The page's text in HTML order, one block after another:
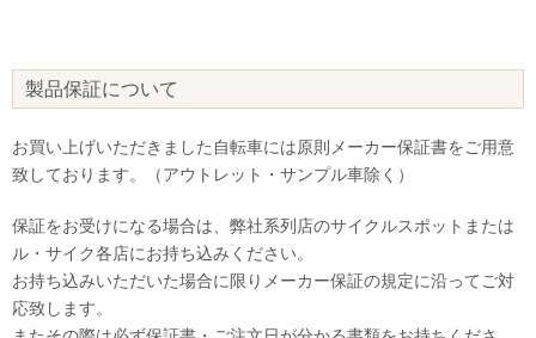
製品保証について
お買い上げいただきました自転車には原則メーカー保証書をご用意
致しております。（アウトレット・サンプル車除く）
保証をお受けになる場合は、弊社系列店のサイクルスポットまたは
ル・サイク各店にお持ち込みください。
お持ち込みいただいた場合に限りメーカー保証の規定に沿ってご対
応致します。